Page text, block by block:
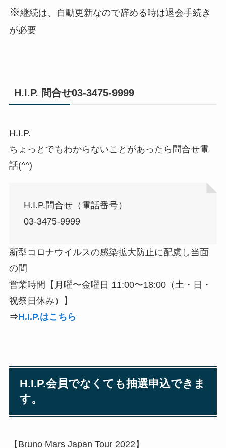
※継続は、自動更新なので辞める時は退会手続き
が必要
H.I.P. 問合せ03-3475-9999
H.I.P.
ちょっとでもわからないことがあったら問合せ電
話(^^)
H.I.P.問合せ（電話番号）
03-3475-9999
新型コロナウイルスの感染拡大防止に配慮し当面
の間
営業時間【月曜〜金曜日 11:00〜18:00（土・日・
祝祭日休み）】
⇒H.I.P.はこちら
H.I.P.会員でなくても抽選申込できま
す。
【Bruno Mars Japan Tour 2022】